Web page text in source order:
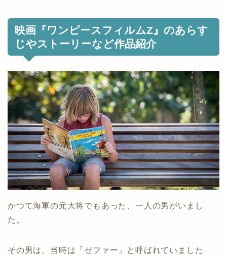
映画『ワンピースフィルムZ』のあらす
じやストーリーなど作品紹介
かつて海軍の元大将でもあった、一人の男がいまし
た。
その男は、当時は「ゼファー」と呼ばれていました